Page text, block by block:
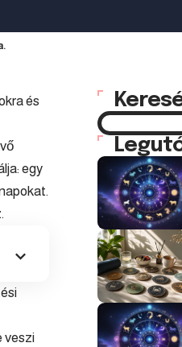
és
egy
veszi